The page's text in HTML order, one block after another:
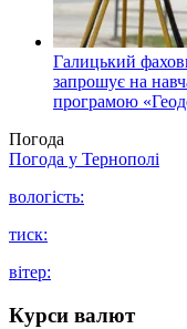
Галицький
запрошує на
програмою
Погода
Погода у Тернополі
вологість:
тиск:
вітер:
Курси валют